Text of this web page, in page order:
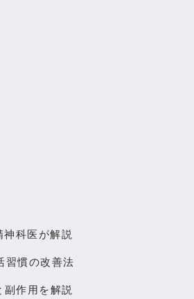
神科医が解説
習慣の改善法
作用を解説